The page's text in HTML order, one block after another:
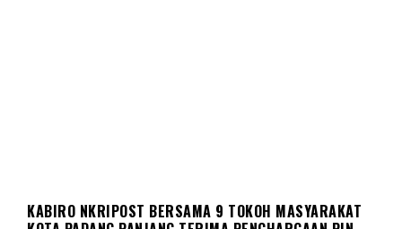
KABIRO NKRIPOST BERSAMA 9 TOKOH MASYARAKAT